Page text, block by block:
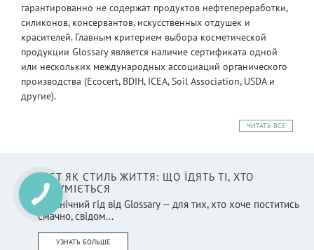
гарантированно не содержат продуктов нефтепереработки,
силиконов, консервантов, искусственных отдушек и
красителей. Главным критерием выбора косметической
продукции Glossary является наличие сертификата одной
или нескольких международных ассоциаций органического
производства (Ecocert, BDIH, ICEA, Soil Association, USDA и
другие).
ЧИТАТЬ ВСЕ
ПІСТ ЯК СТИЛЬ ЖИТТЯ: ЩО ЇДЯТЬ ТІ, ХТО
РОЗУМІЄТЬСЯ
Органічний гід від Glossary — для тих, хто хоче поститись
смачно, свідом...
УЗНАТЬ БОЛЬШЕ